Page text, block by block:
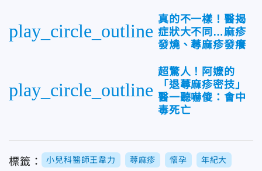
play_circle_outline
真的不一樣！醫揭
症狀大不同…麻疹
發燒、蕁麻疹發癢
play_circle_outline
超驚人！阿嬤的
「退蕁麻疹密技」
醫一聽嚇傻：會中
毒死亡
標籤： 小兒科醫師王韋力 蕁麻疹 懷孕 年紀大